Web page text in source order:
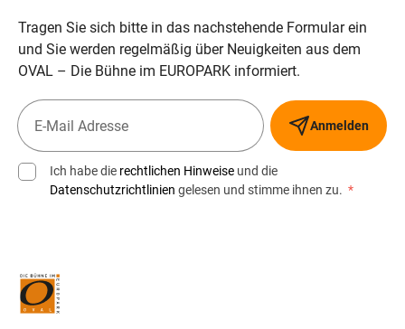
Tragen Sie sich bitte in das nachstehende Formular ein
und Sie werden regelmäßig über Neuigkeiten aus dem
OVAL – Die Bühne im EUROPARK informiert.
Anmelden
Ich habe die rechtlichen Hinweise und die
Datenschutzrichtlinien gelesen und stimme ihnen zu. *